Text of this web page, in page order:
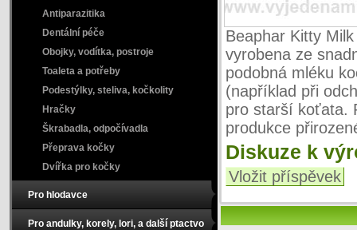
Beaphar Kitty
vyrobena ze
podobná mléku
(například při
pro starší koťata.
produkce
Diskuze k
Vložit příspěvek
Antiparazitika
Dentální péče
Obojky, vodítka, postroje
Toaleta a potřeby
Podestýlky, steliva, kočkolity
Hračky
Škrabadla, odpočívadla
Přeprava kočky
Dvířka pro kočky
Pro hlodavce
Pro andulky, korely, lori, a další ptactvo